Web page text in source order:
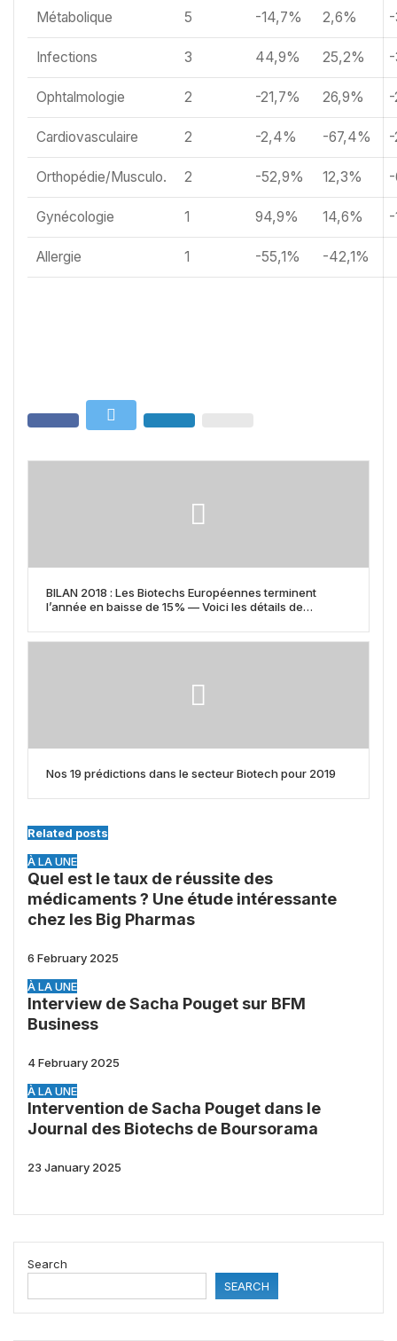
Métabolique 5 -14,7% 2,6%
Infections 3 44,9% 25,2%
Ophtalmologie 2 -21,7% 26,9%
Cardiovasculaire 2 -2,4% -67,4% -
Orthopédie/Musculo. 2 -52,9% 12,3%
Gynécologie 1 94,9% 14,6%
Allergie 1 -55,1% -42,1%
BILAN 2018 : Les Biotechs Européennes terminent
l’année en baisse de 15% — Voici les détails de
Nos 19 prédictions dans le secteur Biotech pour 2019
Related posts
À LA UNE
Quel est le taux de réussite des
médicaments ? Une étude intéressante
chez les Big Pharmas
6 February 2025
À LA UNE
Interview de Sacha Pouget sur BFM
Business
4 February 2025
À LA UNE
Intervention de Sacha Pouget dans le
Journal des Biotechs de Boursorama
23 January 2025
Search
SEARCH